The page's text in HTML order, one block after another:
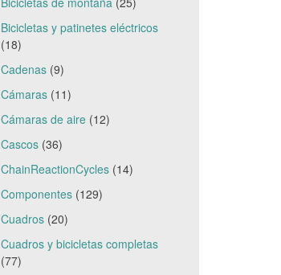
Bicicletas y patinetes eléctricos
(18)
Cadenas(9)
Cámaras(11)
Cámaras de aire(12)
Cascos(36)
ChainReactionCycles(14)
Componentes(129)
Cuadros(20)
Cuadros y bicicletas completas
(77)